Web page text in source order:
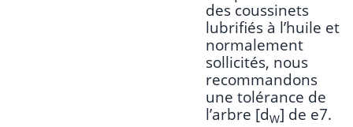
des coussinets
lubrifiés à l’huile et
normalement
sollicités, nous
recommandons
une tolérance de
l’arbre [dW] de e7.